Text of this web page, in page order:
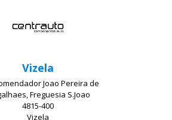
Vizela
Joao Pereira de
Freguesia S.Joao
4815-400
Vizela